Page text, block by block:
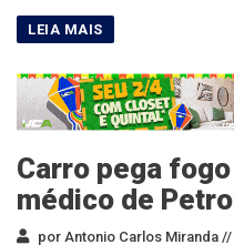
Carro pega
médico de
por Antonio Carlos Miranda //